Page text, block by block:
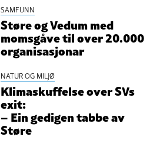
SAMFUNN
Støre og Vedum med
momsgåve til over 20.000
organisasjonar
NATUR OG MILJØ
Klimaskuffelse over SVs
exit:
– Ein gedigen tabbe av
Støre